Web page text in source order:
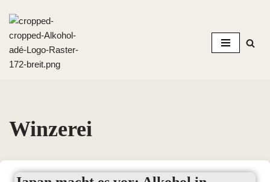
Zum
Inhalt
springen
Winzerei